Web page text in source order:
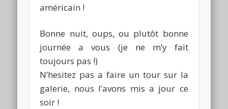
américain !
Bonne nuit, oups, ou plutôt bonne
journée a vous (je ne m’y fait
toujours pas !)
N’hesitez pas a faire un tour sur la
galerie, nous l’avons mis a jour ce
soir !